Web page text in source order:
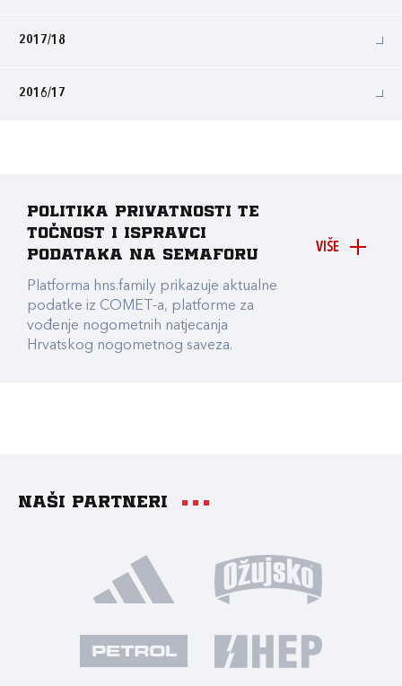
2017/18
2016/17
VIŠE
Politika privatnosti te
točnost i ispravci
podataka na Semaforu
Platforma hns.family prikazuje aktualne
podatke iz COMET-a, platforme za
vođenje nogometnih natjecanja
Hrvatskog nogometnog saveza.
Naši partneri